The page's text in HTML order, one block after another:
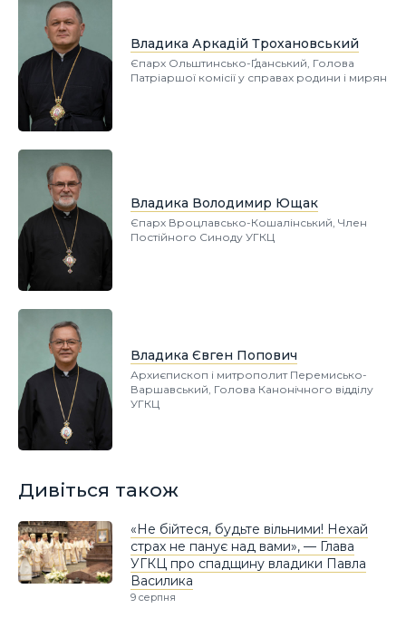
Владика Аркадій Трохановський
Єпарх Ольштинсько-Ґданський, Голова
Патріаршої комісії у справах родини і мирян
Владика Володимир Ющак
Єпарх Вроцлавсько-Кошалінський, Член
Постійного Синоду УГКЦ
Владика Євген Попович
Архиєпископ і митрополит Перемисько-
Варшавський, Голова Канонічного відділу
УГКЦ
Дивіться також
«Не бійтеся, будьте вільними! Нехай
страх не панує над вами», — Глава
УГКЦ про спадщину владики Павла
Василика
9 серпня